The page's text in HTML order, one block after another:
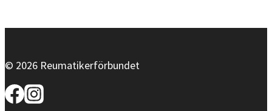
© 2026 Reumatikerförbundet